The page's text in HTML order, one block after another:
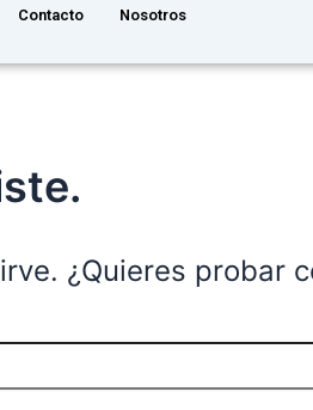
Contacto Nosotros
¿Quieres probar